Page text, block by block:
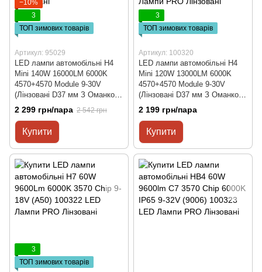
−10%
3
ТОП зимових товарів
Артикул: 95029
LED лампи автомобільні H4
Mini 140W 16000LM 6000K
4570+4570 Module 9-30V
(Лінзовані D37 мм З Оманкою
Canbus) F90
2 299 грн/пара 2 542 грн
Купити
3
ТОП зимових товарів
Артикул: 100320
LED лампи автомобільні H4
Mini 120W 13000LM 6000K
4570+4570 Module 9-30V
(Лінзовані D37 мм З Оманкою
Canbus) F90-Small
2 199 грн/пара
Купити
3
ТОП зимових товарів